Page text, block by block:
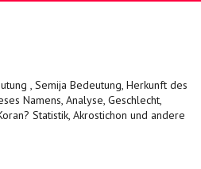
, Semija Bedeutung, Herkunft des
Namens, Analyse, Geschlecht,
Statistik, Akrostichon und andere